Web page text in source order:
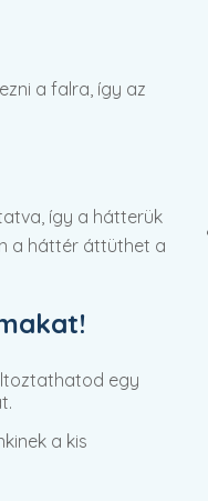
a falra, így az
így a hátterük
a háttér áttüthet a
egy
a kis